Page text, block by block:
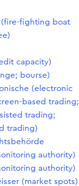
fighting boat
capacity)
bourse)
(electronic
based trading;
trading;
trading)
authority)
authority)
(market spots)